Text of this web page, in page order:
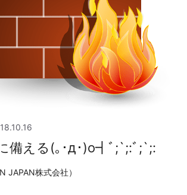
備える(｡･д･)o┫ﾞ;`;:ﾞ;`;:
JAPAN株式会社）